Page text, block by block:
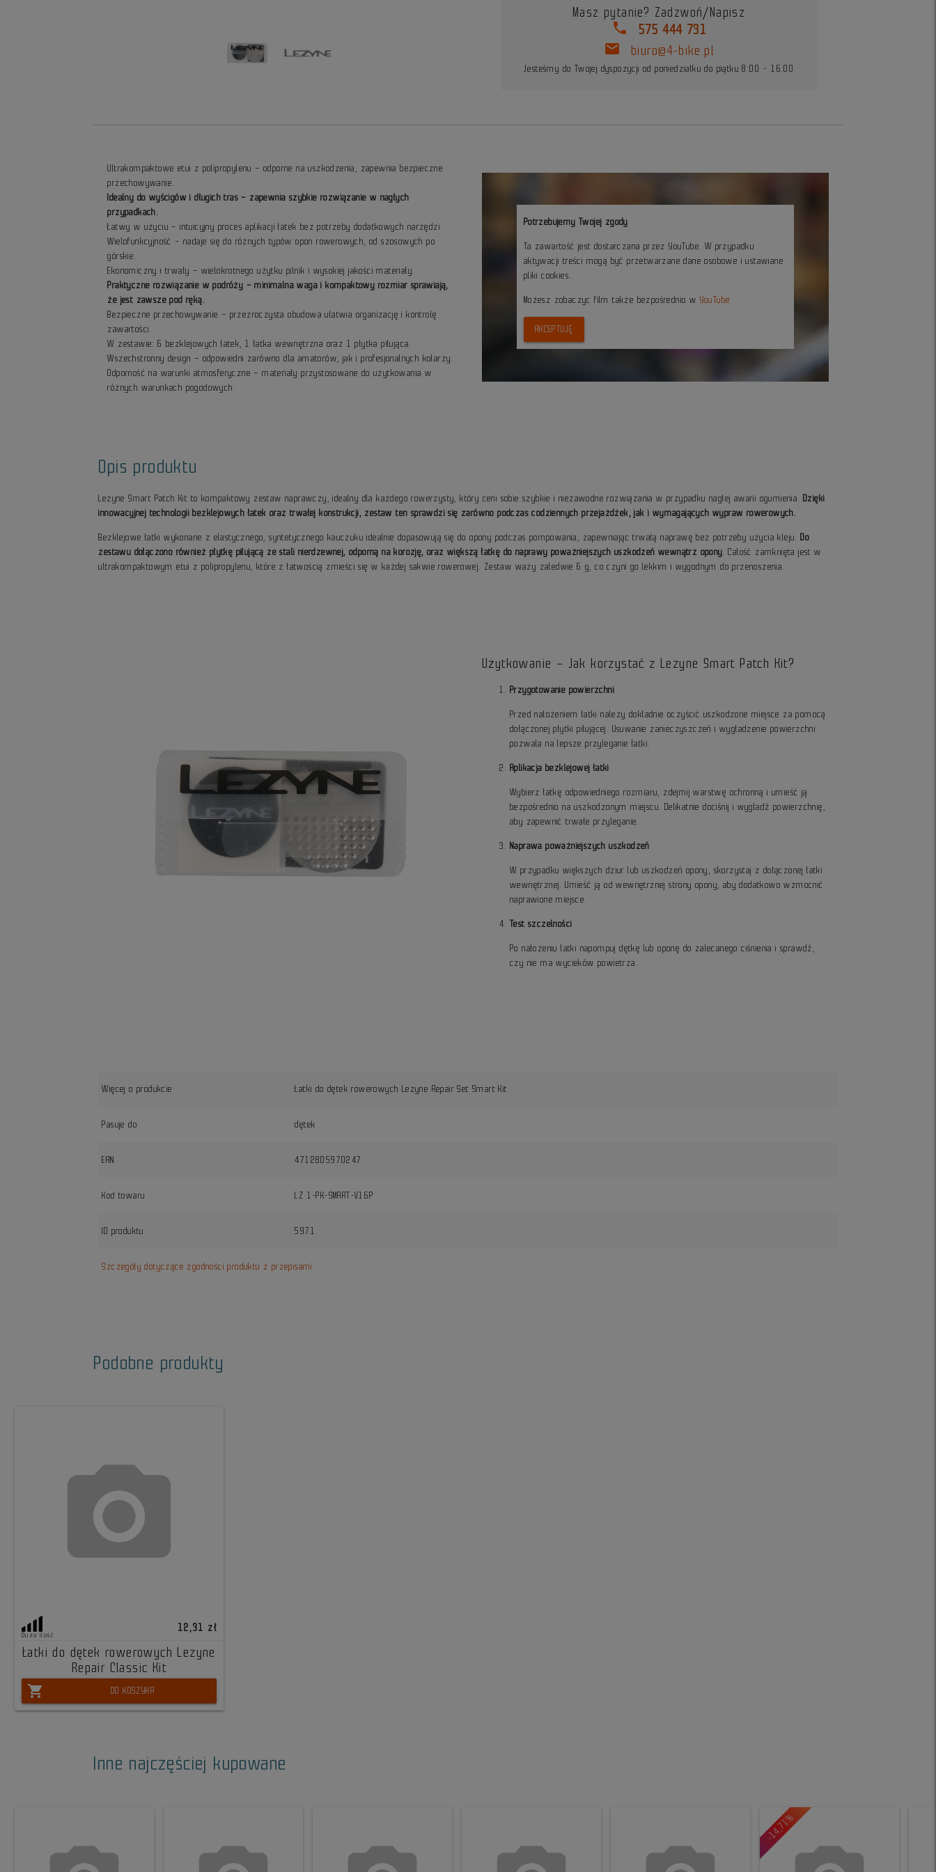
Masz pytanie? Zadzwoń/Napisz
phone 575 444 731
mail biuro@4-bike.pl
Jesteśmy do Twojej dyspozycji od poniedziałku do piątku 8:00 - 16:00
Ultrakompaktowe etui z polipropylenu – odporne na uszkodzenia, zapewnia bezpieczne
przechowywanie.
Idealny do wyścigów i długich tras – zapewnia szybkie rozwiązanie w nagłych
przypadkach.
Łatwy w użyciu – intuicyjny proces aplikacji łatek bez potrzeby dodatkowych narzędzi.
Wielofunkcyjność – nadaje się do różnych typów opon rowerowych, od szosowych po
górskie.
Ekonomiczny i trwały – wielokrotnego użytku pilnik i wysokiej jakości materiały.
Praktyczne rozwiązanie w podróży – minimalna waga i kompaktowy rozmiar sprawiają,
że jest zawsze pod ręką.
Bezpieczne przechowywanie – przezroczysta obudowa ułatwia organizację i kontrolę
zawartości.
W zestawie: 6 bezklejowych łatek, 1 łatka wewnętrzna oraz 1 płytka piłująca.
Wszechstronny design – odpowiedni zarówno dla amatorów, jak i profesjonalnych kolarzy.
Odporność na warunki atmosferyczne – materiały przystosowane do użytkowania w
różnych warunkach pogodowych.
Potrzebujemy Twojej zgody
Ta zawartość jest dostarczana przez YouTube. W przypadku
aktywacji treści mogą być przetwarzane dane osobowe i ustawiane
pliki cookies.
Możesz zobaczyc film także bezpośrednio w YouTube
AKCEPTUJĘ
Opis produktu
Lezyne Smart Patch Kit to kompaktowy zestaw naprawczy, idealny dla każdego rowerzysty, który ceni sobie szybkie i niezawodne rozwiązania w przypadku nagłej awarii ogumienia. Dzięki
innowacyjnej technologii bezklejowych łatek oraz trwałej konstrukcji, zestaw ten sprawdzi się zarówno podczas codziennych przejażdżek, jak i wymagających wypraw rowerowych.
Bezklejowe łatki wykonane z elastycznego, syntetycznego kauczuku idealnie dopasowują się do opony podczas pompowania, zapewniając trwałą naprawę bez potrzeby użycia kleju. Do
zestawu dołączono również płytkę piłującą ze stali nierdzewnej, odporną na korozję, oraz większą łatkę do naprawy poważniejszych uszkodzeń wewnątrz opony . Całość zamknięta jest w
ultrakompaktowym etui z polipropylenu, które z łatwością zmieści się w każdej sakwie rowerowej. Zestaw waży zaledwie 6 g, co czyni go lekkim i wygodnym do przenoszenia.
Użytkowanie – Jak korzystać z Lezyne Smart Patch Kit?
Przygotowanie powierzchni
Przed nałożeniem łatki należy dokładnie oczyścić uszkodzone miejsce za pomocą
dołączonej płytki piłującej. Usuwanie zanieczyszczeń i wygładzenie powierzchni
pozwala na lepsze przyleganie łatki.
Aplikacja bezklejowej łatki
Wybierz łatkę odpowiedniego rozmiaru, zdejmij warstwę ochronną i umieść ją
bezpośrednio na uszkodzonym miejscu. Delikatnie dociśnij i wygładź powierzchnię,
aby zapewnić trwałe przyleganie.
Naprawa poważniejszych uszkodzeń
W przypadku większych dziur lub uszkodzeń opony, skorzystaj z dołączonej łatki
wewnętrznej. Umieść ją od wewnętrznej strony opony, aby dodatkowo wzmocnić
naprawione miejsce.
Test szczelności
Po nałożeniu łatki napompuj dętkę lub oponę do zalecanego ciśnienia i sprawdź,
czy nie ma wycieków powietrza.
Więcej o produkcie Łatki do dętek rowerowych Lezyne Repair Set Smart Kit
Pasuje do dętek
EAN 4712805970247
Kod towaru LZ 1-PK-SMART-V16P
ID produktu 5971
Szczegóły dotyczące zgodności produktu z przepisami
Podobne produkty
Duża ilość
12,31 zł
Łatki do dętek rowerowych Lezyne
Repair Classic Kit
shopping_cart DO KOSZYKA
Inne najczęściej kupowane
-14,71%